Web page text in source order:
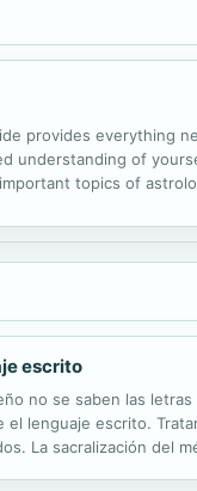
provides everything
understanding of
topics of
escrito
no se saben las
lenguaje escrito.
La sacralización del